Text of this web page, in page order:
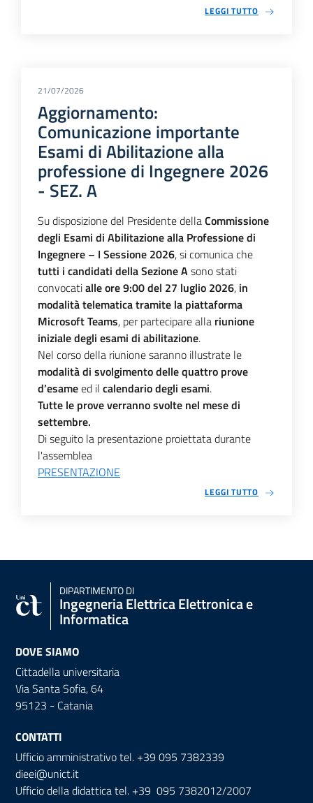
LEGGI TUTTO
21/07/2026
Aggiornamento:
Comunicazione importante
Esami di Abilitazione alla
professione di Ingegnere 2026
- SEZ. A
Su disposizione del Presidente dellaCommissione
degli Esami di Abilitazione alla Professione di
Ingegnere – I Sessione 2026, si comunica che
tutti i candidati della Sezione Asono stati
convocatialle ore 9:00 del 27 luglio 2026, in
modalità telematica tramite la piattaforma
Microsoft Teams, per partecipare alla riunione
iniziale degli esami di abilitazione.
Nel corso della riunione saranno illustrate le
modalità di svolgimento delle quattro prove
d’esameed il calendario degli esami.
Tutte le prove verranno svolte nel mese di
settembre.
Di seguito la presentazione proiettata durante
l'assemblea
PRESENTAZIONE
LEGGI TUTTO
DIPARTIMENTO DI
Ingegneria Elettrica Elettronica e
Informatica
DOVE SIAMO
Cittadella universitaria
Via Santa Sofia, 64
95123 - Catania
CONTATTI
Ufficio amministrativo tel. +39 095 7382339
dieei@unict.it
Ufficio della didattica tel. +39 095 7382012/2007